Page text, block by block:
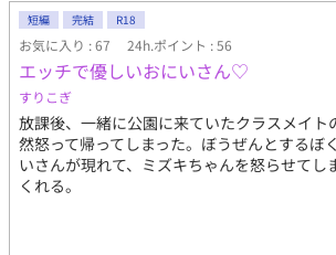
ちょうどこの春レオンが高校に上がって、そ
ブラブな生活を送っていたんだけど なんとあ
て来て！ ※ファンタジーでもなんでもなく、
んだ 信じられるか？いや、信じろ 腐ってる姉
は、そいつはみんな大好き王道転校生！ ､､､
角にも、そいつが現れてから俺の高校がおか
なんだよ平凡巻き込まれ役って！ あーもう！
するな！ 俺には超絶ラブラブな彼氏がいるか
に巻き込まないでくださいっ！！！ ※主人公
短編 完結 R18
お気に入り : 67 24h.ポイント : 56
エッチで優しいおにいさん♡
すりこぎ
放課後、一緒に公園に来ていたクラスメイト
然怒って帰ってしまった。ぼうぜんとするぼ
いさんが現れて、ミズキちゃんを怒らせてし
くれる。